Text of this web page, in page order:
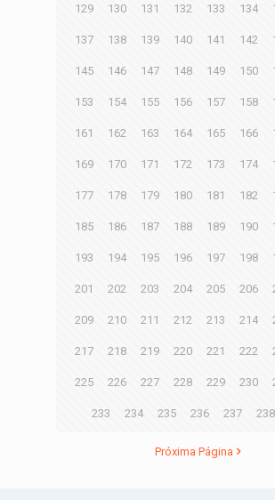
129 130 131 132 133 134
137 138 139 140 141 142
145 146 147 148 149 150
153 154 155 156 157 158
161 162 163 164 165 166
169 170 171 172 173 174
177 178 179 180 181 182
185 186 187 188 189 190
193 194 195 196 197 198
201 202 203 204 205 206
209 210 211 212 213 214
217 218 219 220 221 222
225 226 227 228 229 230
233 234 235 236 237 238
Próxima Página